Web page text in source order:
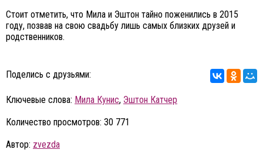
Стоит отметить, что Мила и Эштон тайно поженились в 2015
году, позвав на свою свадьбу лишь самых близких друзей и
родственников.
Поделись с друзьями:
Ключевые слова: Мила Кунис, Эштон Катчер
Количество просмотров: 30 771
Автор: zvezda